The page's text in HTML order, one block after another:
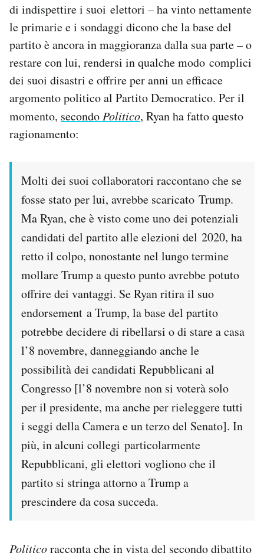
di indispettire i suoi elettori – ha vinto nettamente
le primarie e i sondaggi dicono che la base del
partito è ancora in maggioranza dalla sua parte – o
restare con lui, rendersi in qualche modo complici
dei suoi disastri e offrire per anni un efficace
argomento politico al Partito Democratico. Per il
momento, secondo Politico, Ryan ha fatto questo
ragionamento:
Molti dei suoi collaboratori raccontano che se
fosse stato per lui, avrebbe scaricato Trump.
Ma Ryan, che è visto come uno dei potenziali
candidati del partito alle elezioni del 2020, ha
retto il colpo, nonostante nel lungo termine
mollare Trump a questo punto avrebbe potuto
offrire dei vantaggi. Se Ryan ritira il suo
endorsement a Trump, la base del partito
potrebbe decidere di ribellarsi o di stare a casa
l’8 novembre, danneggiando anche le
possibilità dei candidati Repubblicani al
Congresso [l’8 novembre non si voterà solo
per il presidente, ma anche per rieleggere tutti
i seggi della Camera e un terzo del Senato]. In
più, in alcuni collegi particolarmente
Repubblicani, gli elettori vogliono che il
partito si stringa attorno a Trump a
prescindere da cosa succeda.
Politicoracconta che in vista del secondo dibattito